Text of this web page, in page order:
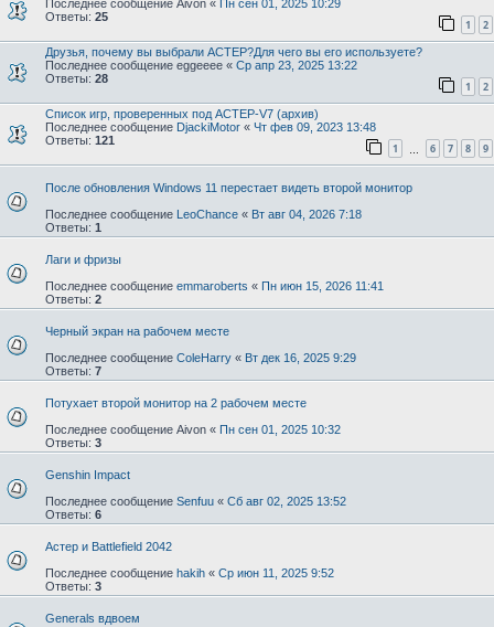
Последнее сообщение Aivon « Пн сен 01, 2025 10:29
Ответы: 25
1 2
Друзья, почему вы выбрали АСТЕР?Для чего вы его используете?
Последнее сообщение eggeeee « Ср апр 23, 2025 13:22
Ответы: 28
1 2
Список игр, проверенных под АСТЕР-V7 (архив)
Последнее сообщение DjackiMotor « Чт фев 09, 2023 13:48
Ответы: 121
1 6 7 8 9
После обновления Windows 11 перестает видеть второй монитор
Последнее сообщение LeoChance « Вт авг 04, 2026 7:18
Ответы: 1
Лаги и фризы
Последнее сообщение emmaroberts « Пн июн 15, 2026 11:41
Ответы: 2
Черный экран на рабочем месте
Последнее сообщение ColeHarry « Вт дек 16, 2025 9:29
Ответы: 7
Потухает второй монитор на 2 рабочем месте
Последнее сообщение Aivon « Пн сен 01, 2025 10:32
Ответы: 3
Genshin Impact
Последнее сообщение Senfuu « Сб авг 02, 2025 13:52
Ответы: 6
Астер и Battlefield 2042
Последнее сообщение hakih « Ср июн 11, 2025 9:52
Ответы: 3
Generals вдвоем